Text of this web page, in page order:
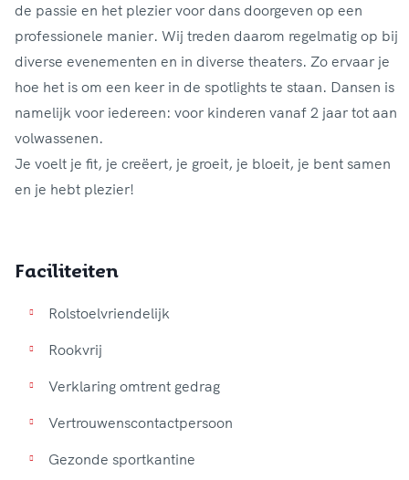
de passie en het plezier voor dans doorgeven op een
professionele manier. Wij treden daarom regelmatig op bij
diverse evenementen en in diverse theaters. Zo ervaar je
hoe het is om een keer in de spotlights te staan. Dansen is
namelijk voor iedereen: voor kinderen vanaf 2 jaar tot aan
volwassenen.
Je voelt je fit, je creëert, je groeit, je bloeit, je bent samen
Faciliteiten
Rolstoelvriendelijk
Rookvrij
Verklaring omtrent gedrag
Vertrouwenscontactpersoon
Gezonde sportkantine